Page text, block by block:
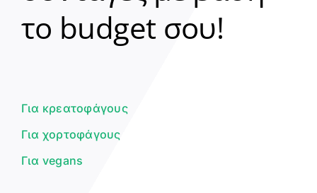
το budget σου!
Για κρεατοφάγους
Για χορτοφάγους
Για vegans